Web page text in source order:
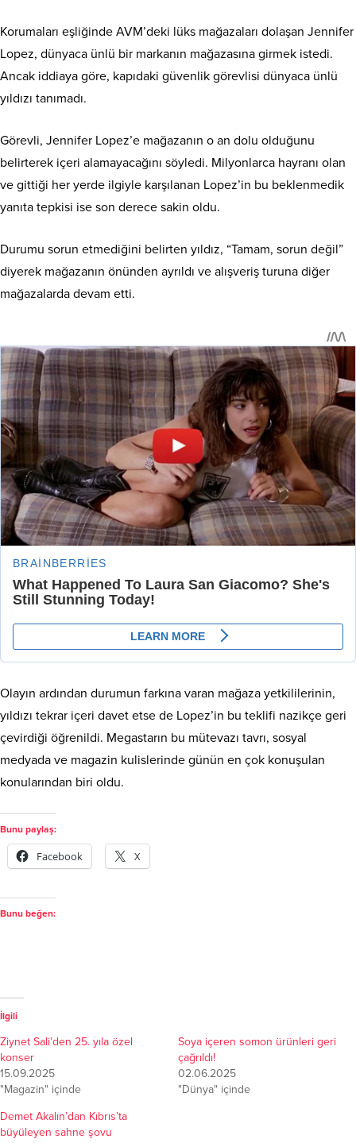
Korumaları eşliğinde AVM’deki lüks mağazaları dolaşan Jennifer
Lopez, dünyaca ünlü bir markanın mağazasına girmek istedi.
Ancak iddiaya göre, kapıdaki güvenlik görevlisi dünyaca ünlü
yıldızı tanımadı.
Görevli, Jennifer Lopez’e mağazanın o an dolu olduğunu
belirterek içeri alamayacağını söyledi. Milyonlarca hayranı olan
ve gittiği her yerde ilgiyle karşılanan Lopez’in bu beklenmedik
yanıta tepkisi ise son derece sakin oldu.
Durumu sorun etmediğini belirten yıldız, “Tamam, sorun değil”
diyerek mağazanın önünden ayrıldı ve alışveriş turuna diğer
mağazalarda devam etti.
Olayın ardından durumun farkına varan mağaza yetkililerinin,
yıldızı tekrar içeri davet etse de Lopez’in bu teklifi nazikçe geri
çevirdiği öğrenildi. Megastarın bu mütevazı tavrı, sosyal
medyada ve magazin kulislerinde günün en çok konuşulan
konularından biri oldu.
Bunu paylaş:
Facebook X
Bunu beğen:
İlgili
Ziynet Sali’den 25. yıla özel
konser
15.09.2025
"Magazin" içinde
Soya içeren somon ürünleri geri
çağrıldı!
02.06.2025
"Dünya" içinde
Demet Akalın’dan Kıbrıs’ta
büyüleyen sahne şovu